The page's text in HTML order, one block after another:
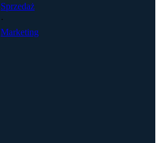
Sprzedaż
·
Marketing